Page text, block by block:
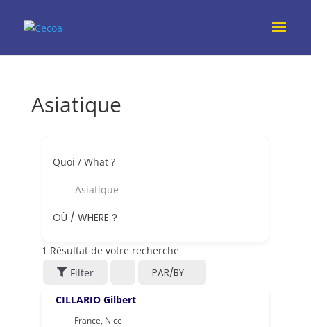
Asiatique
Quoi / What ?
Asiatique
OÙ / WHERE ?
1 Résultat de votre recherche
Filter
PAR/BY
CILLARIO Gilbert
France, Nice